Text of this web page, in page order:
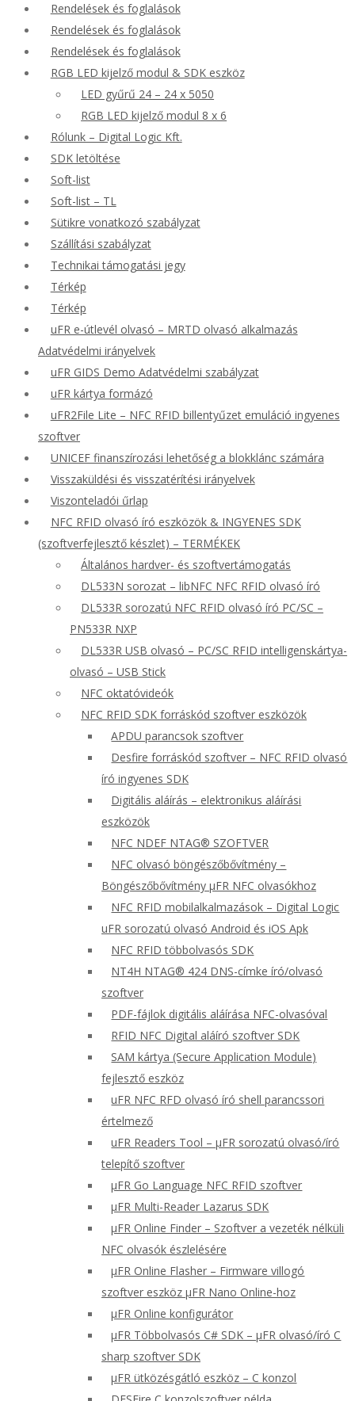
Rendelések és foglalások
Rendelések és foglalások
Rendelések és foglalások
RGB LED kijelző modul & SDK eszköz
LED gyűrű 24 – 24 x 5050
RGB LED kijelző modul 8 x 6
Rólunk – Digital Logic Kft.
SDK letöltése
Soft-list
Soft-list – TL
Sütikre vonatkozó szabályzat
Szállítási szabályzat
Technikai támogatási jegy
Térkép
Térkép
uFR e-útlevél olvasó – MRTD olvasó alkalmazás
Adatvédelmi irányelvek
uFR GIDS Demo Adatvédelmi szabályzat
uFR kártya formázó
uFR2File Lite – NFC RFID billentyűzet emuláció ingyenes
szoftver
UNICEF finanszírozási lehetőség a blokklánc számára
Visszaküldési és visszatérítési irányelvek
Viszonteladói űrlap
NFC RFID olvasó író eszközök & INGYENES SDK
(szoftverfejlesztő készlet) – TERMÉKEK
Általános hardver- és szoftvertámogatás
DL533N sorozat – libNFC NFC RFID olvasó író
DL533R sorozatú NFC RFID olvasó író PC/SC –
PN533R NXP
DL533R USB olvasó – PC/SC RFID intelligenskártya-
olvasó – USB Stick
NFC oktatóvideók
NFC RFID SDK forráskód szoftver eszközök
APDU parancsok szoftver
Desfire forráskód szoftver – NFC RFID olvasó
író ingyenes SDK
Digitális aláírás – elektronikus aláírási
eszközök
NFC NDEF NTAG® SZOFTVER
NFC olvasó böngészőbővítmény –
Böngészőbővítmény μFR NFC olvasókhoz
NFC RFID mobilalkalmazások – Digital Logic
uFR sorozatú olvasó Android és iOS Apk
NFC RFID többolvasós SDK
NT4H NTAG® 424 DNS-címke író/olvasó
szoftver
PDF-fájlok digitális aláírása NFC-olvasóval
RFID NFC Digital aláíró szoftver SDK
SAM kártya (Secure Application Module)
fejlesztő eszköz
uFR NFC RFD olvasó író shell parancssori
értelmező
uFR Readers Tool – μFR sorozatú olvasó/író
telepítő szoftver
μFR Go Language NFC RFID szoftver
μFR Multi-Reader Lazarus SDK
μFR Online Finder – Szoftver a vezeték nélküli
NFC olvasók észlelésére
μFR Online Flasher – Firmware villogó
szoftver eszköz μFR Nano Online-hoz
μFR Online konfigurátor
μFR Többolvasós C# SDK – μFR olvasó/író C
sharp szoftver SDK
μFR ütközésgátló eszköz – C konzol